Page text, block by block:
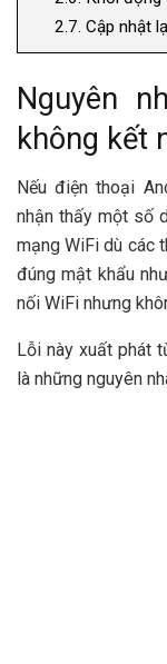
2.7. Cập nhật
Nguyên
không kết
Nếu điện thoại
nhận thấy một số
mạng WiFi dù các
đúng mật khẩu
nối WiFi nhưng
Lỗi này xuất phát
là những nguyên